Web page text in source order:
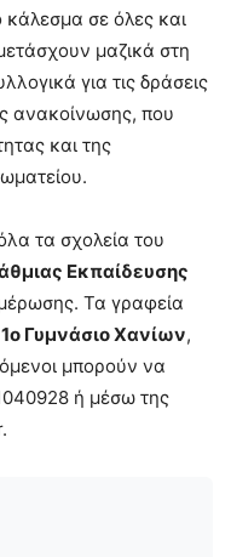
κάλεσμα σε όλες και
μαζικά στη
για τις δράσεις
ανακοίνωσης, που
και της
τα σχολεία του
Εκπαίδευσης
Τα γραφεία
1ο Γυμνάσιο Χανίων,
μπορούν να
ή μέσω της